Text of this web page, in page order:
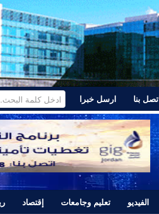
اتصل بنا ارسل خبرا
الفيديو تعليم وجامعات إقتصاد